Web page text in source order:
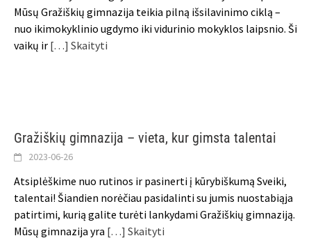
Mūsų Gražiškių gimnazija teikia pilną išsilavinimo ciklą –
nuo ikimokyklinio ugdymo iki vidurinio mokyklos laipsnio. Ši
vaikų ir […] Skaityti
Gražiškių gimnazija – vieta, kur gimsta talentai
2023-06-26
Atsiplėškime nuo rutinos ir pasinerti į kūrybiškumą Sveiki,
talentai! Šiandien norėčiau pasidalinti su jumis nuostabiąja
patirtimi, kurią galite turėti lankydami Gražiškių gimnaziją.
Mūsų gimnazija yra […] Skaityti